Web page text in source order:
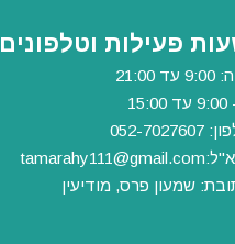
פעילות וטלפונים
21:00
7027607
tamarahy111@gmail.com
שמעון פרס, מודיעין